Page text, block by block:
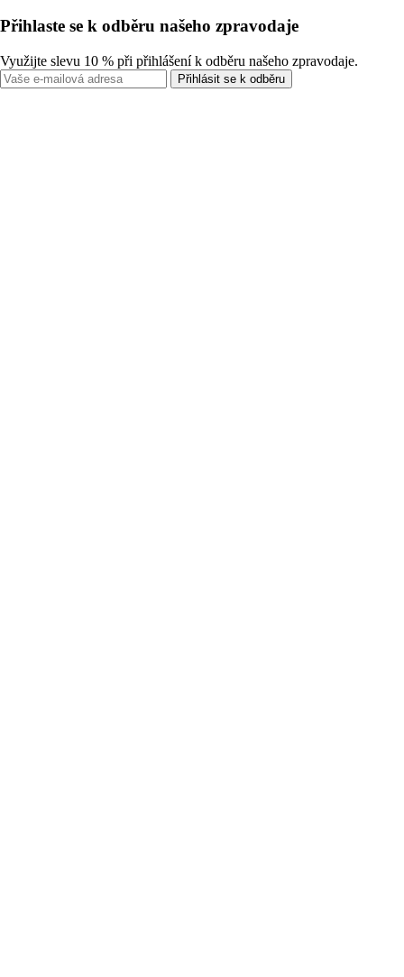
Přihlaste se k odběru našeho zpravodaje
Využijte slevu 10 % při přihlášení k odběru našeho zpravodaje.
Přihlásit se k odběru